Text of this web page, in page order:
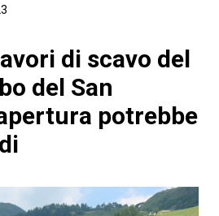
di scavo del
del San
potrebbe